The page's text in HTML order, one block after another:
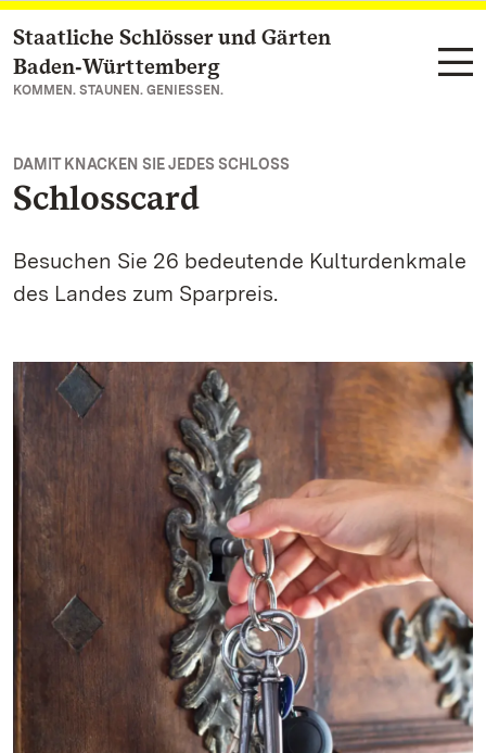
Zum Hauptinhalt springen
Staatliche Schlösser und Gärten
Baden‑Württemberg
KOMMEN. STAUNEN. GENIESSEN.
DAMIT KNACKEN SIE JEDES SCHLOSS
Schlosscard
Besuchen Sie 26 bedeutende Kulturdenkmale
des Landes zum Sparpreis.